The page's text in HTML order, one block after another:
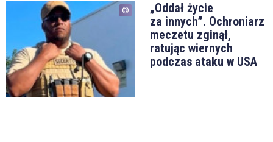
„Oddał życie
za innych”. Ochroniarz
meczetu zginął,
ratując wiernych
podczas ataku w USA